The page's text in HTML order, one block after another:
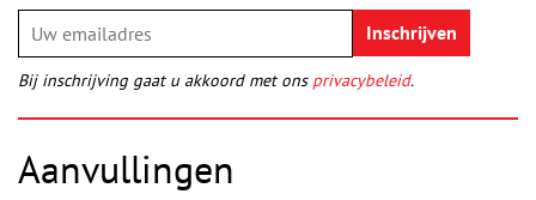
Bij inschrijving gaat u akkoord met ons privacybeleid.
Aanvullingen